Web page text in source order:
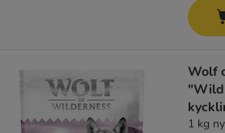
Wolf
"Wild
1 kg